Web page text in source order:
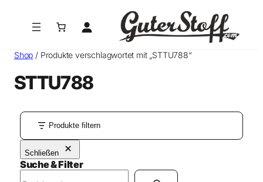
Shop / Produkte verschlagwortet mit „STTU788“
STTU788
Produkte filtern
Schließen
Suche & Filter